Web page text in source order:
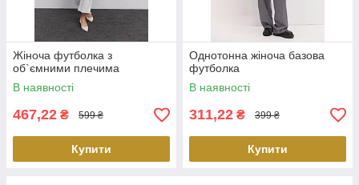
Жіноча футболка з
об`ємними плечима
В наявності
467,22 ₴ 599 ₴
Купити
Однотонна жіноча базова
футболка
В наявності
311,22 ₴ 399 ₴
Купити